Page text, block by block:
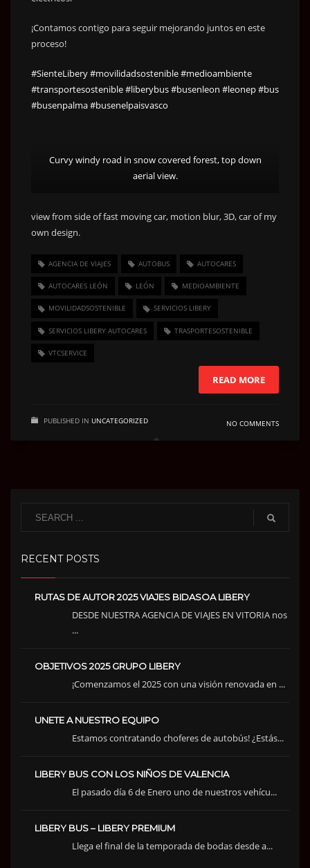
¡Contamos contigo para seguir mejorando juntos en este
proceso!
#SienteLibery#movilidadsostenible#medioambiente
#transportesostenible#liberybus#busenleon #leonep#bus
#busenpalma#busenelpaisvasco
Curvy windy road in snow covered forest, top down
aerial view.
view from side of fast moving car, motion blur, 3D, car of my
own design.
AGENCIA DE VIAJES AUTOBUS AUTOCARES
AUTOCARES LEÓN LEÓN MEDIOAMBIENTE
MOVILIDADSOSTENIBLE SERVICIOS LIBERY
SERVICIOS LIBERY AUTOCARES TRASPORTESOSTENIBLE
VTCSERVICE
READ MORE
PUBLISHED IN UNCATEGORIZED NO COMMENTS
RECENT POSTS
RUTAS DE AUTOR 2025 VIAJES BIDASOA LIBERY
DESDE NUESTRA AGENCIA DE VIAJES EN VITORIA nos
...
OBJETIVOS 2025 GRUPO LIBERY
¡Comenzamos el 2025 con una visión renovada en ...
UNETE A NUESTRO EQUIPO
Estamos contratando choferes de autobús! ¿Estás...
LIBERY BUS CON LOS NIÑOS DE VALENCIA
El pasado día 6 de Enero uno de nuestros vehícu...
LIBERY BUS – LIBERY PREMIUM
Llega el final de la temporada de bodas desde a...